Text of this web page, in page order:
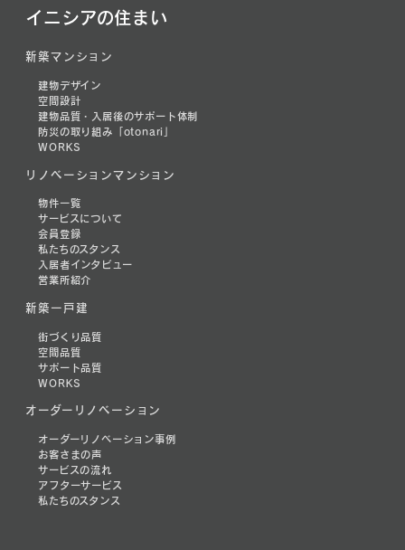
イニシアの住まい
新築マンション
建物デザイン
空間設計
建物品質・入居後のサポート体制
防災の取り組み「otonari」
WORKS
リノベーションマンション
物件一覧
サービスについて
会員登録
私たちのスタンス
入居者インタビュー
営業所紹介
新築一戸建
街づくり品質
空間品質
サポート品質
WORKS
オーダーリノベーション
オーダーリノベーション事例
お客さまの声
サービスの流れ
アフターサービス
私たちのスタンス